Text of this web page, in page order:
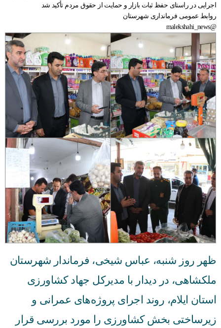
اجرایی در راستای حفظ ثبات بازار و حمایت از حقوق مردم تأکید شد
روابط عمومی فرمانداری شهرستان
@malekshahi_news
ظهر روز شنبه، عباس شیخی، فرماندار شهرستان
ملکشاهی، در دیدار با مدیرکل جهاد کشاورزی
استان ایلام، روند اجرای پروژه‌های عمرانی و
زیرساختی بخش کشاورزی را مورد بررسی قرار